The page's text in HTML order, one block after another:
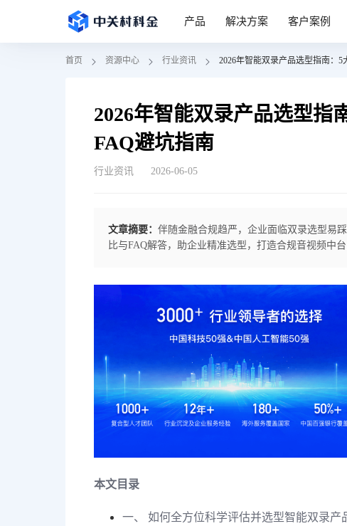
产品 解决方案 客户案例
首页 资源中心 行业资讯 2026年智能双录产品选型指南：
2026年智能双录产品选型指
FAQ避坑指南
行业资讯 2026-06-05
文章摘要： 伴随金融合规趋严，企业面临双录选型易
比与FAQ解答，助企业精准选型，打造合规音视频中台
本文目录
一、 如何全方位科学评估并选型智能双录产